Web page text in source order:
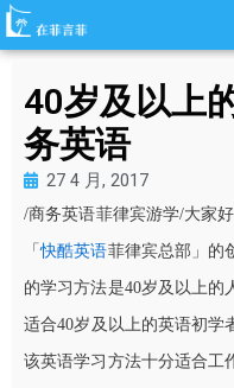
跳
至
40岁及以上
务英语
27 4 月, 2017
/商务英语菲律宾游学/大家
「快酷英语菲律宾总部」的
的学习方法是40岁及以上的
适合40岁及以上的英语初学
该英语学习方法十分适合工